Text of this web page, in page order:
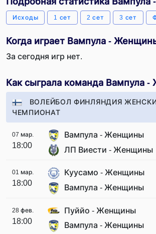
Исходы 1 сет 2 сет 3 сет
Когда играет Вампула -
За сегодня игр нет.
Как сыграла команда Вампула
ВОЛЕЙБОЛ ФИНЛЯНДИЯ
ЧЕМПИОНАТ
07 мар.
18:00
Вампула - Женщины
ЛП Виести - Женщины
01 мар.
18:00
Куусамо - Женщины
Вампула - Женщины
28 фев.
18:00
Пуййо - Женщины
Вампула - Женщины